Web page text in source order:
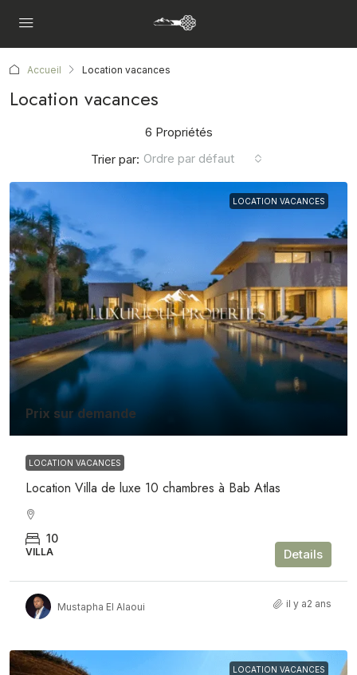
Accueil Location vacances
Location vacances
6 Propriétés
Trier par: Ordre par défaut
LOCATION VACANCES
Prix sur demande
LOCATION VACANCES
Location Villa de luxe 10 chambres à Bab Atlas
10
VILLA Details
Mustapha El Alaoui il y a2 ans
LOCATION VACANCES